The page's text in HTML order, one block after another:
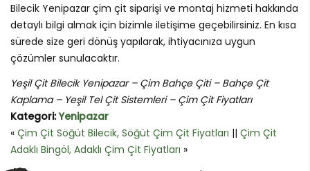
Bilecik Yenipazar çim çit siparişi ve montaj hizmeti hakkında
detaylı bilgi almak için bizimle iletişime geçebilirsiniz. En kısa
sürede size geri dönüş yapılarak, ihtiyacınıza uygun
çözümler sunulacaktır.
Yeşil Çit Bilecik Yenipazar – Çim Bahçe Çiti – Bahçe Çit
Kaplama – Yeşil Tel Çit Sistemleri – Çim Çit Fiyatları
Kategori:Yenipazar
« Çim Çit Söğüt Bilecik, Söğüt Çim Çit Fiyatları || Çim Çit
Adaklı Bingöl, Adaklı Çim Çit Fiyatları »